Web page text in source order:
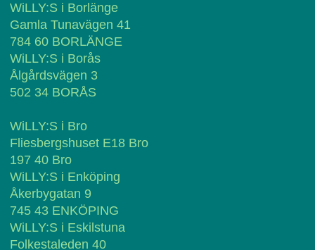
WiLLY:S i Borlänge
Gamla Tunavägen 41
784 60 BORLÄNGE
WiLLY:S i Borås
Ålgårdsvägen 3
502 34 BORÅS
WiLLY:S i Bro
Fliesbergshuset E18 Bro
197 40 Bro
WiLLY:S i Enköping
Åkerbygatan 9
745 43 ENKÖPING
WiLLY:S i Eskilstuna
Folkestaleden 40